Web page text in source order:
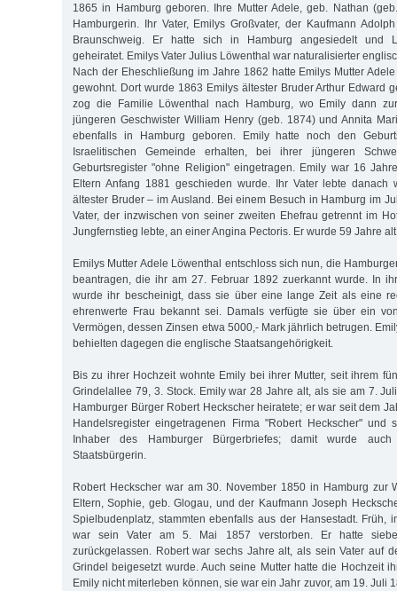
1865 in Hamburg geboren. Ihre Mutter Adele, geb. Nathan
Hamburgerin. Ihr Vater, Emilys Großvater, der Kaufmann
Braunschweig. Er hatte sich in Hamburg angesiedelt und
geheiratet. Emilys Vater Julius Löwenthal war naturalisierter
Nach der Eheschließung im Jahre 1862 hatte Emilys Mutter
gewohnt. Dort wurde 1863 Emilys ältester Bruder Arthur Edward
zog die Familie Löwenthal nach Hamburg, wo Emily dann
jüngeren Geschwister William Henry (geb. 1874) und Annita
ebenfalls in Hamburg geboren. Emily hatte noch den
Israelitischen Gemeinde erhalten, bei ihrer jüngeren
Geburtsregister "ohne Religion" eingetragen. Emily war 16
Eltern Anfang 1881 geschieden wurde. Ihr Vater lebte
ältester Bruder – im Ausland. Bei einem Besuch in Hamburg im
Vater, der inzwischen von seiner zweiten Ehefrau getrennt im
Jungfernstieg lebte, an einer Angina Pectoris. Er wurde 59 Jahre
Emilys Mutter Adele Löwenthal entschloss sich nun, die
beantragen, die ihr am 27. Februar 1892 zuerkannt wurde. In
wurde ihr bescheinigt, dass sie über eine lange Zeit als eine
ehrenwerte Frau bekannt sei. Damals verfügte sie über ein
Vermögen, dessen Zinsen etwa 5000,- Mark jährlich betrugen.
behielten dagegen die englische Staatsangehörigkeit.
Bis zu ihrer Hochzeit wohnte Emily bei ihrer Mutter, seit ihrem
Grindelallee 79, 3. Stock. Emily war 28 Jahre alt, als sie am 7.
Hamburger Bürger Robert Heckscher heiratete; er war seit dem
Handelsregister eingetragenen Firma "Robert Heckscher"
Inhaber des Hamburger Bürgerbriefes; damit wurde auch
Staatsbürgerin.
Robert Heckscher war am 30. November 1850 in Hamburg zur
Eltern, Sophie, geb. Glogau, und der Kaufmann Joseph
Spielbudenplatz, stammten ebenfalls aus der Hansestadt. Früh,
war sein Vater am 5. Mai 1857 verstorben. Er hatte
zurückgelassen. Robert war sechs Jahre alt, als sein Vater auf
Grindel beigesetzt wurde. Auch seine Mutter hatte die Hochzeit
Emily nicht miterleben können, sie war ein Jahr zuvor, am 19. Juli